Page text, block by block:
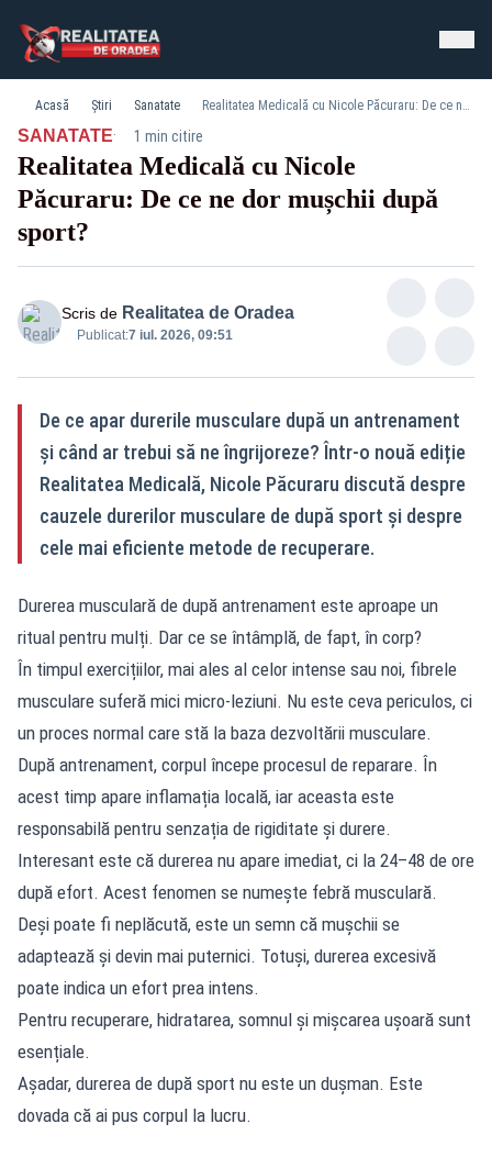
Acasă Știri Sanatate Realitatea Medicală cu Nicole Păcuraru: De ce ne dor mușchii după sport?
SANATATE· 1 min citire
Realitatea Medicală cu Nicole
Păcuraru: De ce ne dor mușchii după
sport?
Scris de Realitatea de Oradea
Publicat:7 iul. 2026, 09:51
De ce apar durerile musculare după un antrenament
și când ar trebui să ne îngrijoreze? Într-o nouă ediție
Realitatea Medicală, Nicole Păcuraru discută despre
cauzele durerilor musculare de după sport și despre
cele mai eficiente metode de recuperare.
Durerea musculară de după antrenament este aproape un
ritual pentru mulți. Dar ce se întâmplă, de fapt, în corp?
În timpul exercițiilor, mai ales al celor intense sau noi, fibrele
musculare suferă mici micro-leziuni. Nu este ceva periculos, ci
un proces normal care stă la baza dezvoltării musculare.
După antrenament, corpul începe procesul de reparare. În
acest timp apare inflamația locală, iar aceasta este
responsabilă pentru senzația de rigiditate și durere.
Interesant este că durerea nu apare imediat, ci la 24–48 de ore
după efort. Acest fenomen se numește febră musculară.
Deși poate fi neplăcută, este un semn că mușchii se
adaptează și devin mai puternici. Totuși, durerea excesivă
poate indica un efort prea intens.
Pentru recuperare, hidratarea, somnul și mișcarea ușoară sunt
esențiale.
Așadar, durerea de după sport nu este un dușman. Este
dovada că ai pus corpul la lucru.